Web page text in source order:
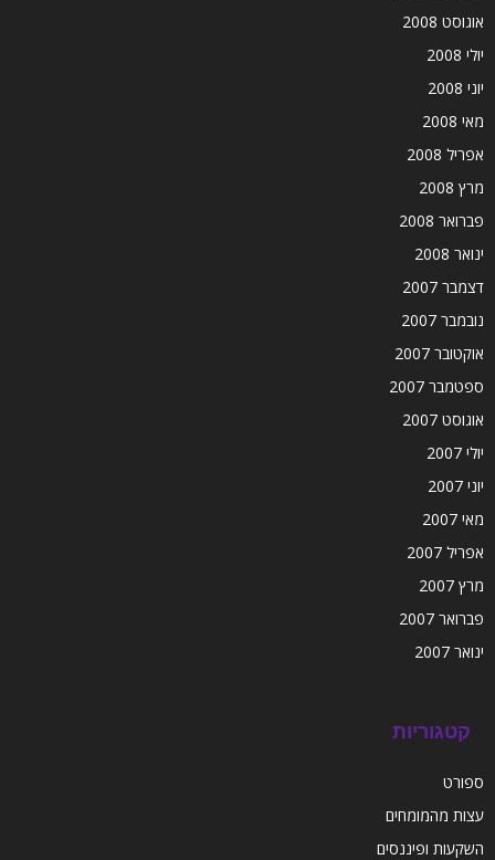
אוגוסט 2008
יולי 2008
יוני 2008
מאי 2008
אפריל 2008
מרץ 2008
פברואר 2008
ינואר 2008
דצמבר 2007
נובמבר 2007
אוקטובר 2007
ספטמבר 2007
אוגוסט 2007
יולי 2007
יוני 2007
מאי 2007
אפריל 2007
מרץ 2007
פברואר 2007
ינואר 2007
קטגוריות
ספורט
עצות מהמומחים
השקעות ופיננסים